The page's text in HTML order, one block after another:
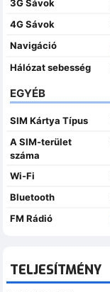
3G Sávok
4G Sávok
Navigáció
Hálózat sebesség
EGYÉB
SIM Kártya Típus
A SIM-terület
száma
Wi-Fi
Bluetooth
FM Rádió
TELJESÍTMÉNY